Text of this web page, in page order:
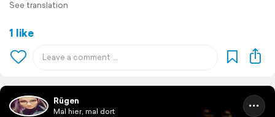
See translation
1 like
Rügen
Mal hier, mal dort